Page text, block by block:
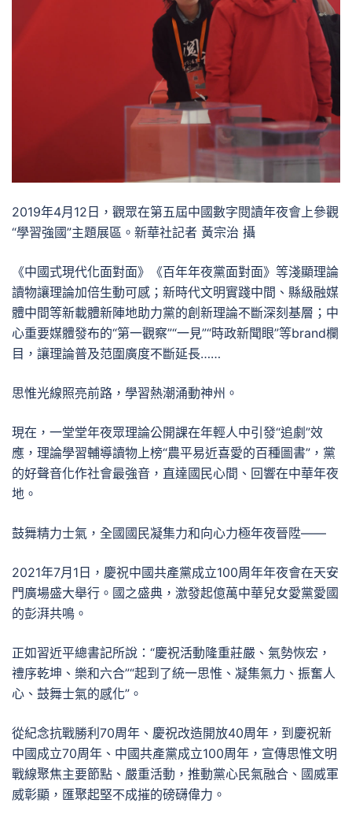
2019年4月12日，觀眾在第五屆中國數字閱讀年夜會上參觀
“學習強國”主題展區。新華社記者 黃宗治 攝
《中國式現代化面對面》《百年年夜黨面對面》等淺顯理論
讀物讓理論加倍生動可感；新時代文明實踐中間、縣級融媒
體中間等新載體新陣地助力黨的創新理論不斷深刻基層；中
心重要媒體發布的“第一觀察”“一見”“時政新聞眼”等brand欄
目，讓理論普及范圍廣度不斷延長……
思惟光線照亮前路，學習熱潮涌動神州。
現在，一堂堂年夜眾理論公開課在年輕人中引發“追劇”效
應，理論學習輔導讀物上榜“農平易近喜愛的百種圖書”，黨
的好聲音化作社會最強音，直達國民心間、回響在中華年夜
地。
鼓舞精力士氣，全國國民凝集力和向心力極年夜晉陞——
2021年7月1日，慶祝中國共產黨成立100周年年夜會在天安
門廣場盛大舉行。國之盛典，激發起億萬中華兒女愛黨愛國
的彭湃共鳴。
正如習近平總書記所說：“慶祝活動隆重莊嚴、氣勢恢宏，
禮序乾坤、樂和六合”“起到了統一思惟、凝集氣力、振奮人
心、鼓舞士氣的感化”。
從紀念抗戰勝利70周年、慶祝改造開放40周年，到慶祝新
中國成立70周年、中國共產黨成立100周年，宣傳思惟文明
戰線聚焦主要節點、嚴重活動，推動黨心民氣融合、國威軍
威彰顯，匯聚起堅不成摧的磅礴偉力。